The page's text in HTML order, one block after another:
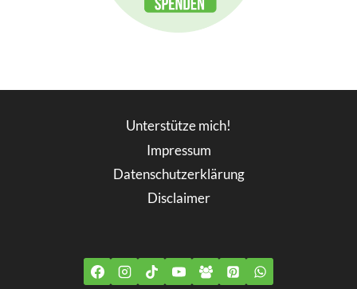
Unterstütze mich!
Impressum
Datenschutzerklärung
Disclaimer